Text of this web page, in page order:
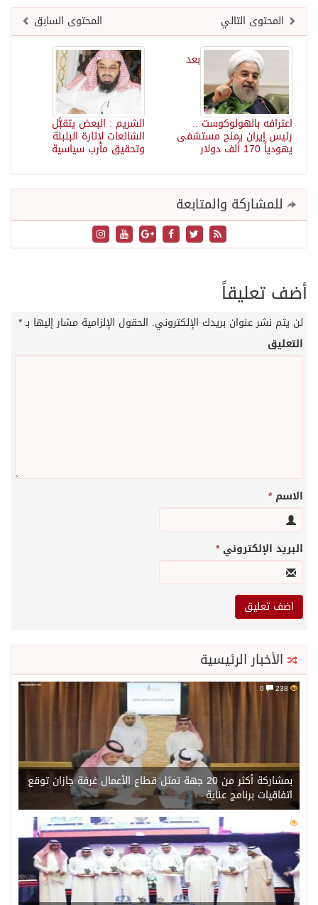
المحتوى السابق المحتوى التالي
الشريم : البعض يتقبَّل
الشائعات لإثارة البلبلة
وتحقيق مآرب سياسية
بعد
اعترافه بالهولوكوست ..
رئيس إيران يمنح مستشفى
يهودياً 170 ألف دولار
للمشاركة والمتابعة
أضف تعليقاً
لن يتم نشر عنوان بريدك الإلكتروني. الحقول الإلزامية مشار إليها بـ*
التعليق
الاسم*
البريد الإلكتروني*
الأخبار الرئيسية
238
بمشاركة أكثر من 20 جهة تمثل قطاع الأعمال غرفة جازان توقع
اتفاقيات برنامج عناية
219